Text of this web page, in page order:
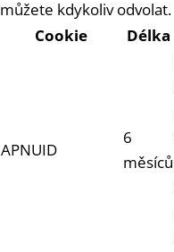
můžete kdykoliv odvolat.
Cookie
Délka
APNUID
6
měsíců